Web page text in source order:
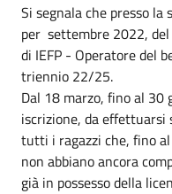
Si segnala che presso
per settembre 2022,
di IEFP - Operatore del
triennio 22/25.
Dal 18 marzo, fino al 30
iscrizione, da effettuarsi
tutti i ragazzi che, fino
non abbiano ancora
già in possesso della